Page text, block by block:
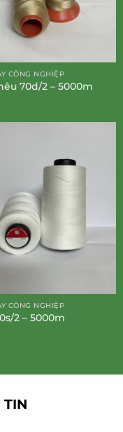
CÔNG NGHIỆP
70d/2 – 5000m
CÔNG NGHIỆP
2 – 5000m
TIN